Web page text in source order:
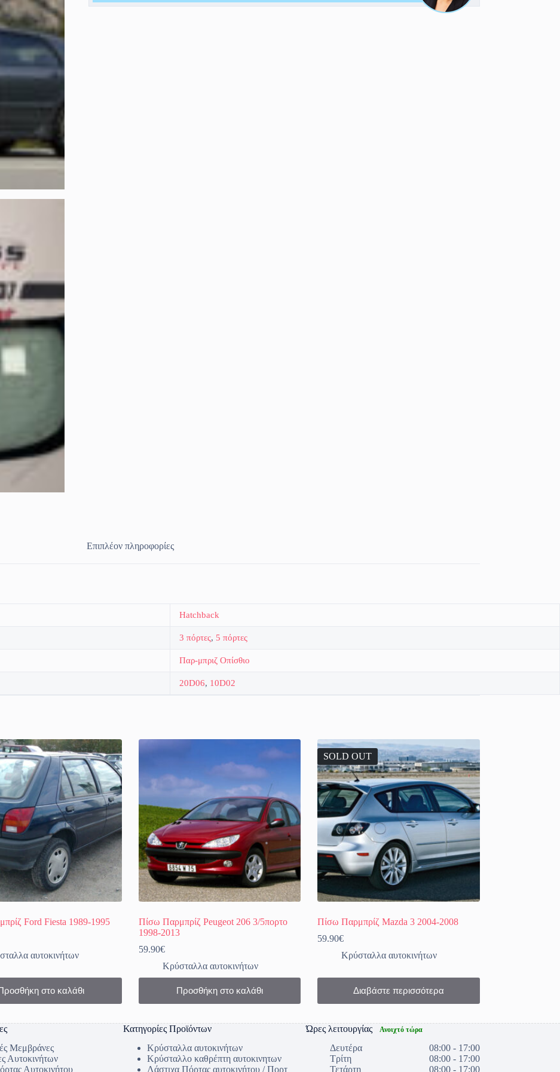
Επιπλέον πληροφορίες
Hatchback
3 πόρτες, 5 πόρτες
Παρ-μπριζ Οπίσθιο
20D06, 10D02
Ford Fiesta 1989-1995
αυτοκινήτων
στο καλάθι
Πίσω Παρμπρίζ Peugeot 206 3/5πορτο
1998-2013
59.90€
Κρύσταλλα αυτοκινήτων
Προσθήκη στο καλάθι
SOLD OUT
Πίσω Παρμπρίζ Mazda 3 2004-2008
59.90€
Κρύσταλλα αυτοκινήτων
Διαβάστε περισσότερα
Μεμβράνες
Αυτοκινήτων
Αυτοκινήτου
Κατηγορίες Προϊόντων
Κρύσταλλα αυτοκινήτων
Κρύσταλλο καθρέπτη αυτοκινητων
Λάστιχα Πόρτας αυτοκινήτου / Πορτ
Ώρες λειτουργίας Ανοιχτό τώρα
Δευτέρα
08:00 - 17:00
Τρίτη
08:00 - 17:00
Τετάρτη
08:00 - 17:00